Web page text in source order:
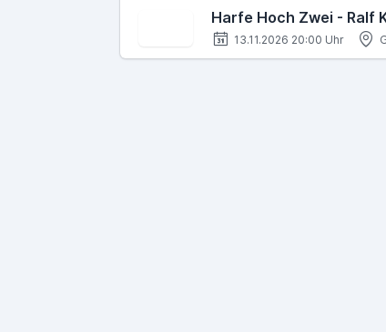
Harfe Hoch Zwei - Ralf
13.11.2026 20:00 Uhr